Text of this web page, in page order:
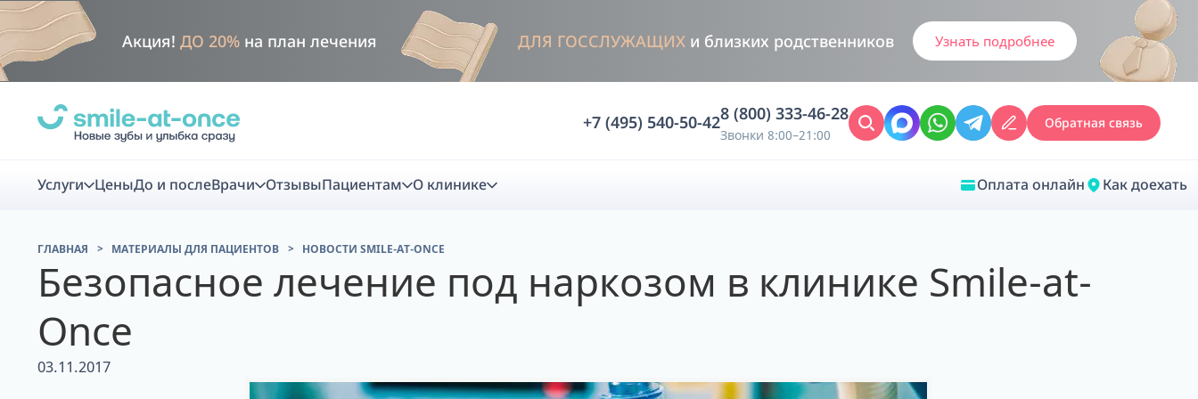
Акция!ДО 20% на план лечения ДЛЯ ГОССЛУЖАЩИХ и близких родственников Узнать подробнее
+7 (495) 540-50-428 (800) 333-46-28
Звонки 8:00–21:00
Обратная связь
Услуги ЦеныДо и послеВрачи ОтзывыПациентам О клинике Оплата онлайн Как доехать
Диагностика
Smile VR - анализ клинической копии
Диагностика прикуса в динамике -
Диагностика анестезиолога-
ГЛАВНАЯ МАТЕРИАЛЫ ДЛЯ ПАЦИЕНТОВ НОВОСТИ SMILE-AT-ONCE
Безопасное лечение под наркозом в клинике Smile-at-
Once
03.11.2017